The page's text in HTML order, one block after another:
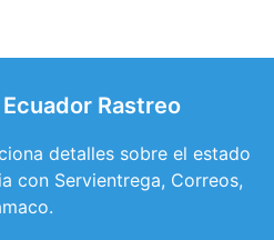
Rastreo
detalles sobre el estado
con Servientrega, Correos,